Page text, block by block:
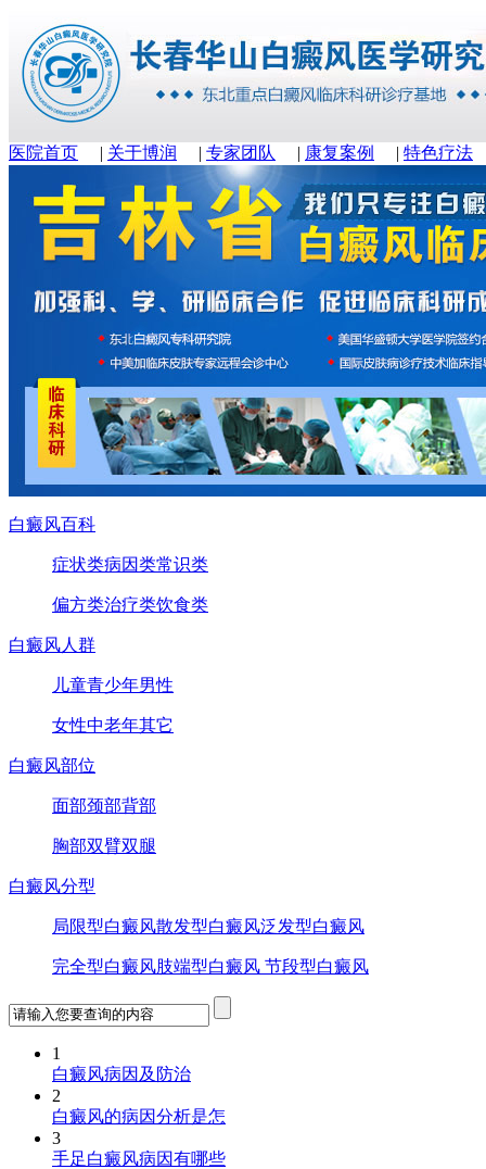
医院首页 | 关于博润 | 专家团队 | 康复案例 | 特色疗法
白癜风百科
症状类病因类常识类
偏方类治疗类饮食类
白癜风人群
儿童青少年男性
女性中老年其它
白癜风部位
面部颈部背部
胸部双臂双腿
白癜风分型
局限型白癜风散发型白癜风泛发型白癜风
完全型白癜风肢端型白癜风 节段型白癜风
1
白癜风病因及防治
2
白癜风的病因分析是怎
3
手足白癜风病因有哪些